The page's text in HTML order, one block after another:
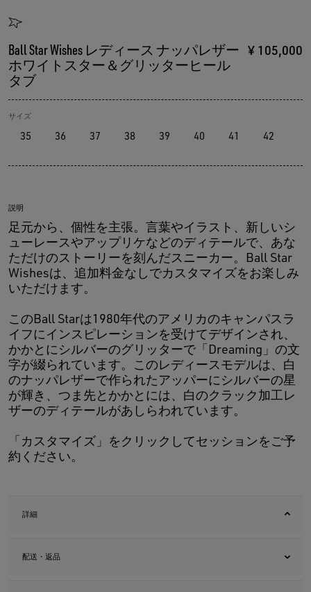
Ball Star Wishes レディース ナッパレザー
ホワイトスター＆グリッターヒール
タブ
¥ 105,000
サイズ
35 36 37 38 39 40 41 42
説明
足元から、個性を主張。言葉やイラスト、新しいシ
ューレースやアップリケなどのディテールで、あな
ただけのストーリーを刻んだスニーカー。Ball Star
Wishesは、追加料金なしでカスタマイズをお楽しみ
いただけます。
このBall Starは1980年代のアメリカのキャンパスラ
イフにインスピレーションを受けてデザインされ、
かかとにシルバーのグリッターで「Dreaming」の文
字が綴られています。このレディースモデルは、白
のナッパレザーで作られたアッパーにシルバーの星
が輝き、つま先とかかとには、白のクラック加工レ
ザーのディテールがあしらわれています。
「カスタマイズ」をクリックしてセッションをご予
約ください。
詳細
配送・返品